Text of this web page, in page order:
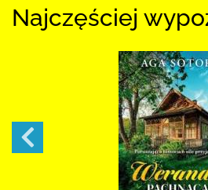
Najczęściej